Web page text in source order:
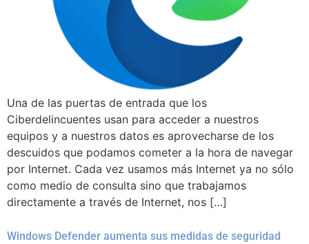
Una de las puertas de entrada que los
Ciberdelincuentes usan para acceder a nuestros
equipos y a nuestros datos es aprovecharse de los
descuidos que podamos cometer a la hora de navegar
por Internet. Cada vez usamos más Internet ya no sólo
como medio de consulta sino que trabajamos
directamente a través de Internet, nos […]
Windows Defender aumenta sus medidas de seguridad